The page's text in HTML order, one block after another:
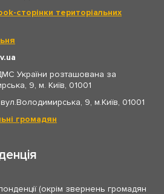
сторінки територіальних
України розташована за
9, м. Київ, 01001
9, м.Київ, 01001
громадян
(окрім звернень громадян